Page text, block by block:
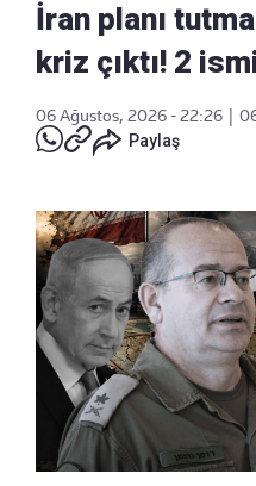
İran planı
kriz çıktı! 2
06 Ağustos, 2026 - 22:26
Paylaş